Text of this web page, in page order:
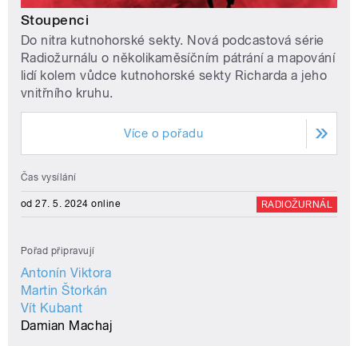
Stoupenci
Do nitra kutnohorské sekty. Nová podcastová série
Radiožurnálu o několikaměsíčním pátrání a mapování
lidí kolem vůdce kutnohorské sekty Richarda a jeho
vnitřního kruhu.
Více o pořadu
Čas vysílání
od 27. 5. 2024 online RADIOŽURNÁL
Pořad připravují
Antonín Viktora
Martin Štorkán
Vít Kubant
Damian Machaj